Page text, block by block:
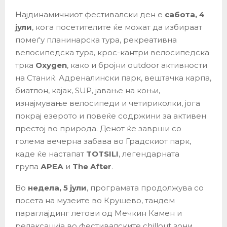
Најдинамичниот фестивалски ден е сабота, 4
јули, кога посетителите ќе можат да избираат
помеѓу планинарска тура, рекреативна
велосипедска тура, крос-кантри велосипедска
трка Oxygen, како и бројни outdoor активности
на Станиќ. Адреналински парк, вештачка карпа,
биатлон, кајак, SUP, јавање на коњи,
изнајмување велосипеди и четириколки, јога
покрај езерото и повеќе содржини за активен
престој во природа. Денот ќе заврши со
голема вечерна забава во Градскиот парк,
каде ќе настапат TOTSILI, легендарната
група АРЕА и The After.
Во недела, 5 јули, програмата продолжува со
посета на музеите во Крушево, тандем
параглајдинг летови од Мечкин Камен и